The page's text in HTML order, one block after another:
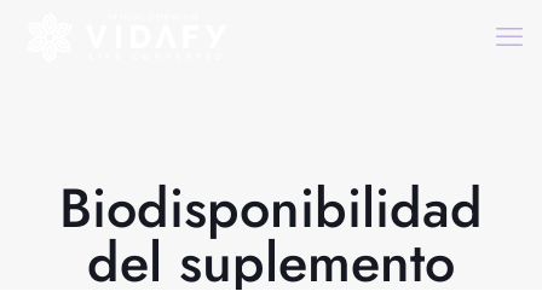
Biodisponibilidad
del suplemento